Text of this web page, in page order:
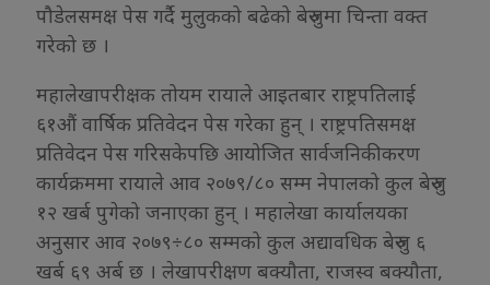
पौडेलसमक्ष पेस गर्दै मुलुकको बढेको बेरुजुमा चिन्ता वक्त
गरेको छ ।
महालेखापरीक्षक तोयम रायाले आइतबार राष्ट्रपतिलाई
६१औं वार्षिक प्रतिवेदन पेस गरेका हुन् । राष्ट्रपतिसमक्ष
प्रतिवेदन पेस गरिसकेपछि आयोजित सार्वजनिकीकरण
कार्यक्रममा रायाले आव २०७९/८० सम्म नेपालको कुल बेरुजु
१२ खर्ब पुगेको जनाएका हुन् । महालेखा कार्यालयका
अनुसार आव २०७९÷८० सम्मको कुल अद्यावधिक बेरुजु ६
खर्ब ६९ अर्ब छ । लेखापरीक्षण बक्यौता, राजस्व बक्यौता,